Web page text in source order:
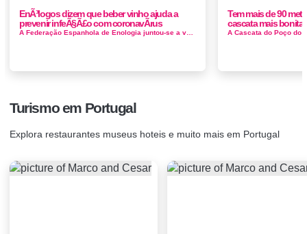
EnÃ³logos dizem que beber vinho ajuda a
prevenir infeÃ§Ã£o com coronavÃ­rus
Tem mais de 90
cascata mais bonita
Turismo em Portugal
Explora restaurantes museus hoteis e muito mais em Portugal